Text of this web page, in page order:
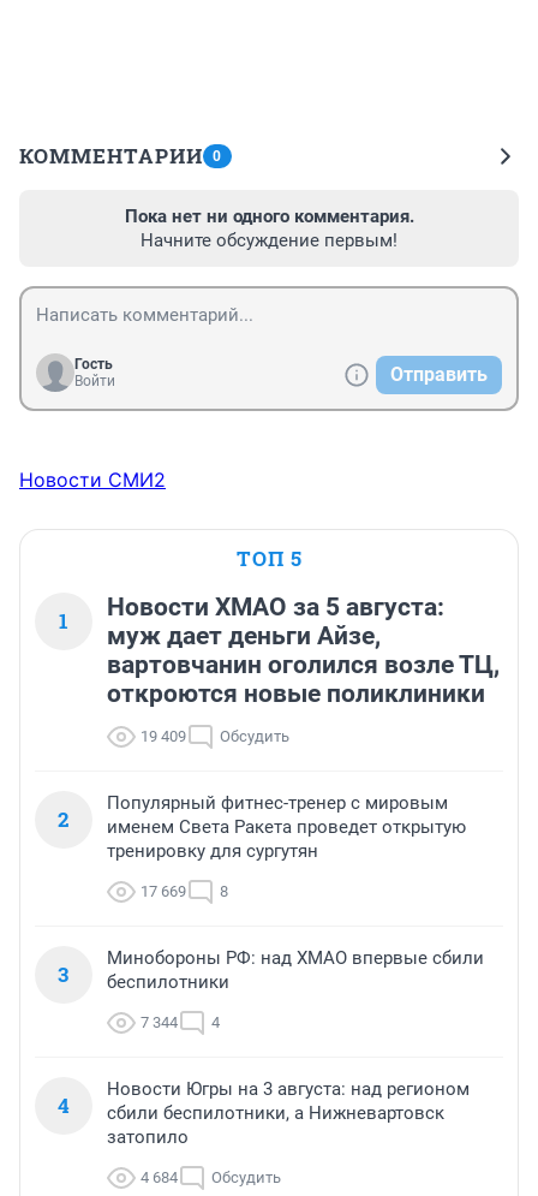
КОММЕНТАРИИ 0
Пока нет ни одного комментария.
Начните обсуждение первым!
Гость
Войти
Отправить
Новости СМИ2
ТОП 5
1
Новости ХМАО за 5 августа:
муж дает деньги Айзе,
вартовчанин оголился возле ТЦ,
откроются новые поликлиники
19 409 Обсудить
2
Популярный фитнес-тренер с мировым
именем Света Ракета проведет открытую
тренировку для сургутян
17 669 8
3
Минобороны РФ: над ХМАО впервые сбили
беспилотники
7 344 4
4
Новости Югры на 3 августа: над регионом
сбили беспилотники, а Нижневартовск
затопило
4 684 Обсудить